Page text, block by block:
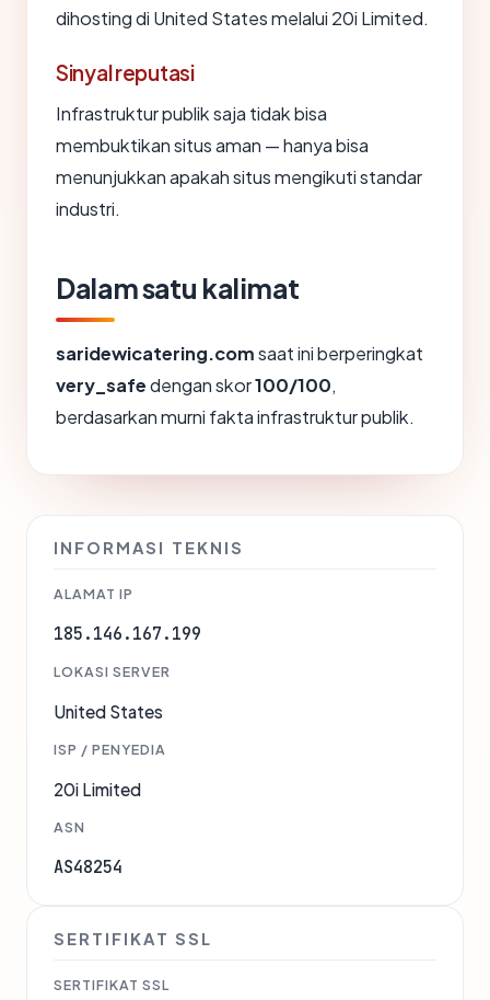
dihosting di United States melalui 20i Limited.
Sinyal reputasi
Infrastruktur publik saja tidak bisa
membuktikan situs aman — hanya bisa
menunjukkan apakah situs mengikuti standar
industri.
Dalam satu kalimat
saridewicatering.comsaat ini berperingkat
very_safedengan skor100/100,
berdasarkan murni fakta infrastruktur publik.
INFORMASI TEKNIS
ALAMAT IP
185.146.167.199
LOKASI SERVER
United States
ISP / PENYEDIA
20i Limited
ASN
AS48254
SERTIFIKAT SSL
SERTIFIKAT SSL